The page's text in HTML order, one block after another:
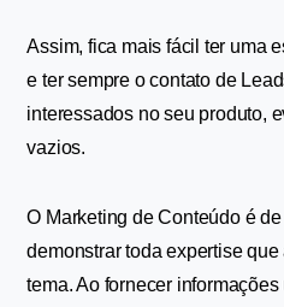
Assim, fica mais fácil ter uma
e ter sempre o contato de
interessados no seu produto,
vazios.
O Marketing de Conteúdo é
demonstrar toda expertise
tema. Ao fornecer